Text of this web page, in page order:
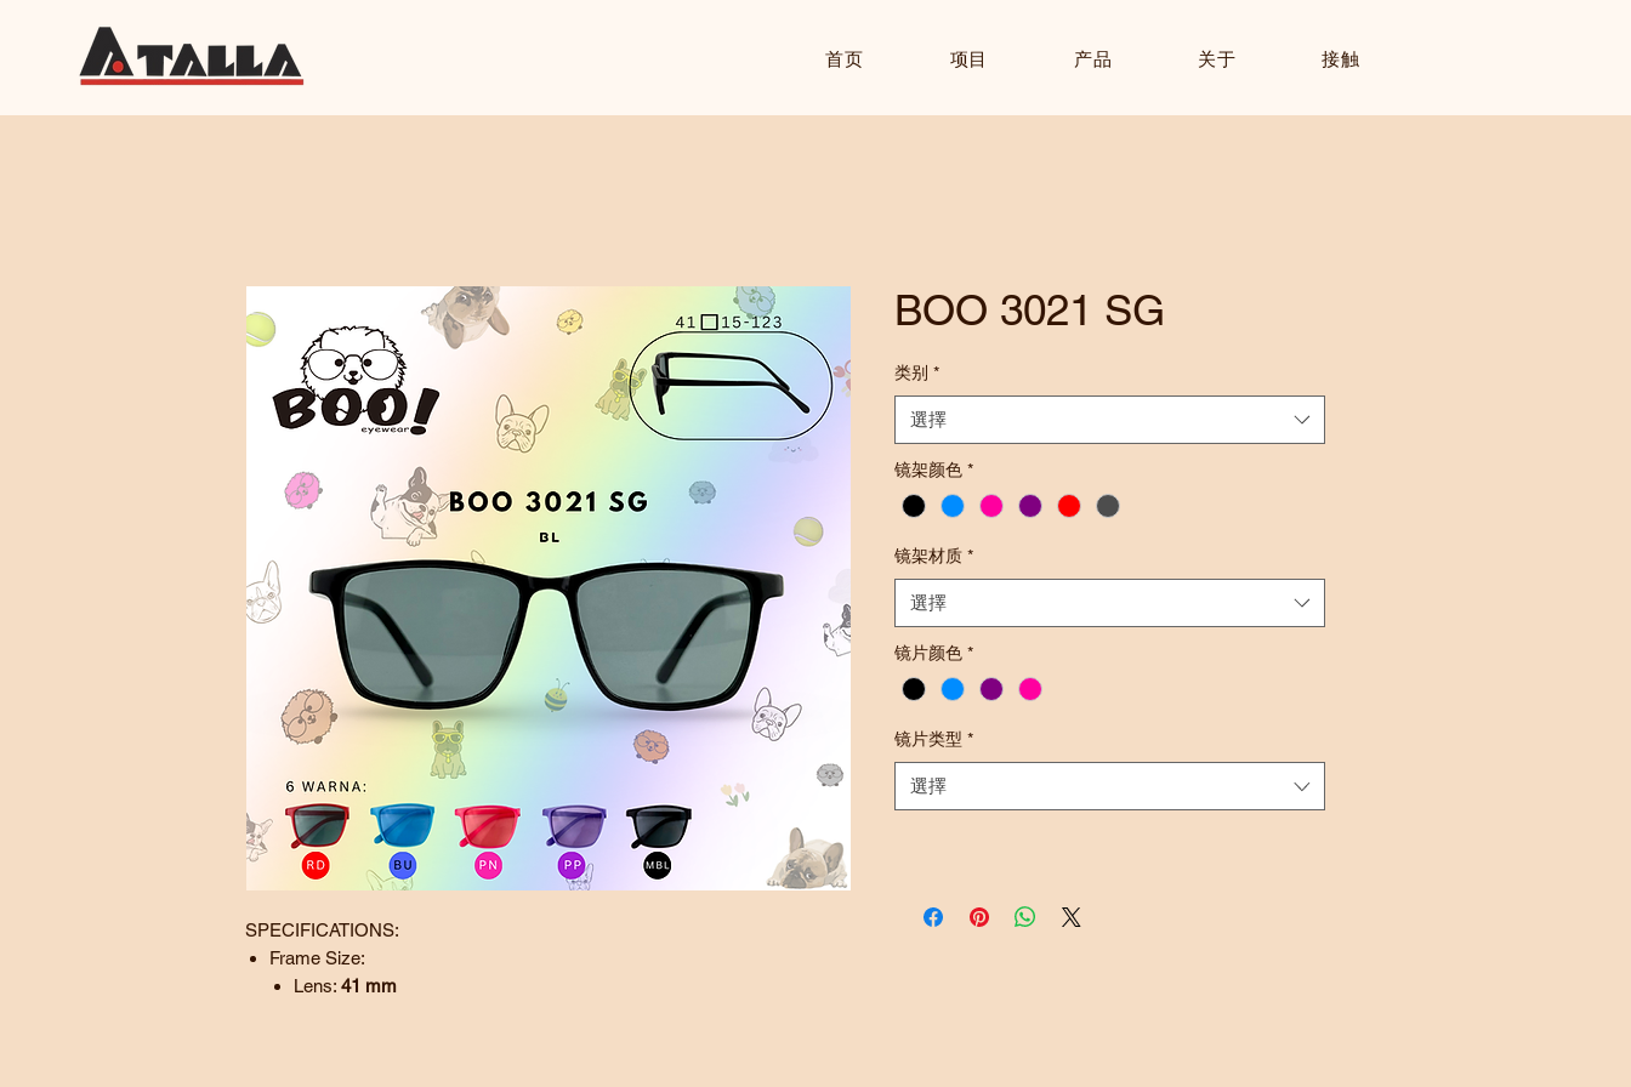
首页 项目 产品 关于 接触
SPECIFICATIONS:
Frame Size:
Lens: 41 mm
BOO 3021 SG
类别 *
選擇
镜架颜色 *
镜架材质 *
選擇
镜片颜色 *
镜片类型 *
選擇